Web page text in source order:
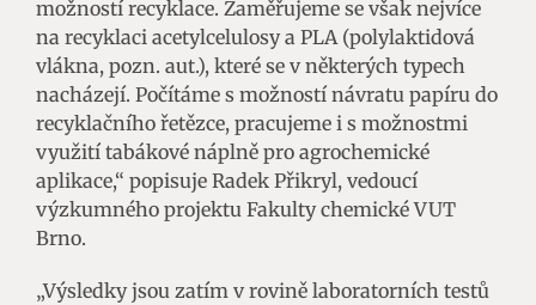
možností recyklace. Zaměřujeme se však nejvíce
na recyklaci acetylcelulosy a PLA (polylaktidová
vlákna, pozn. aut.), které se v některých typech
nacházejí. Počítáme s možností návratu papíru do
recyklačního řetězce, pracujeme i s možnostmi
využití tabákové náplně pro agrochemické
aplikace,“ popisuje Radek Přikryl, vedoucí
výzkumného projektu Fakulty chemické VUT
Brno.
„Výsledky jsou zatím v rovině laboratorních testů